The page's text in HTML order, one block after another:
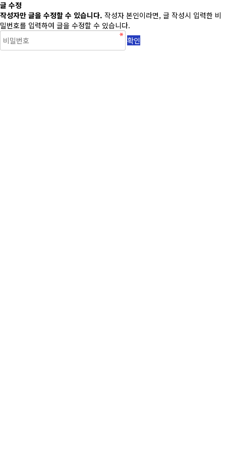
글 수정
작성자만 글을 수정할 수 있습니다. 작성자 본인이라면, 글 작성시 입력한 비
밀번호를 입력하여 글을 수정할 수 있습니다.